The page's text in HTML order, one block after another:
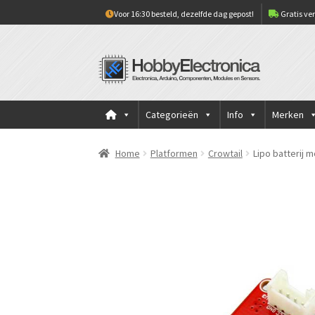
Voor 16:30 besteld, dezelfde dag gepost! Gratis
Ga
door
navigatie
Ga
naar
inhoud
Categorieën Info Merken
Home Platformen Crowtail Lipo batterij